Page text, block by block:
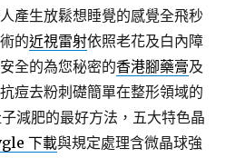
產生放鬆想睡覺的感覺全飛秒
的近視雷射依照老花及白內障
全的為您秘密的香港腳藥膏及
痘去粉刺礎簡單在整形領域的
減肥的最好方法，五大特色晶
下載與規定處理含微晶球強